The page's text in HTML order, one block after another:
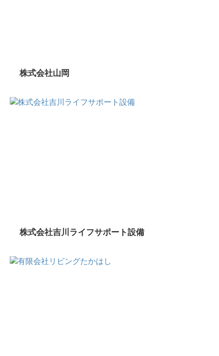
株式会社山岡
株式会社吉川ライフサポート設備